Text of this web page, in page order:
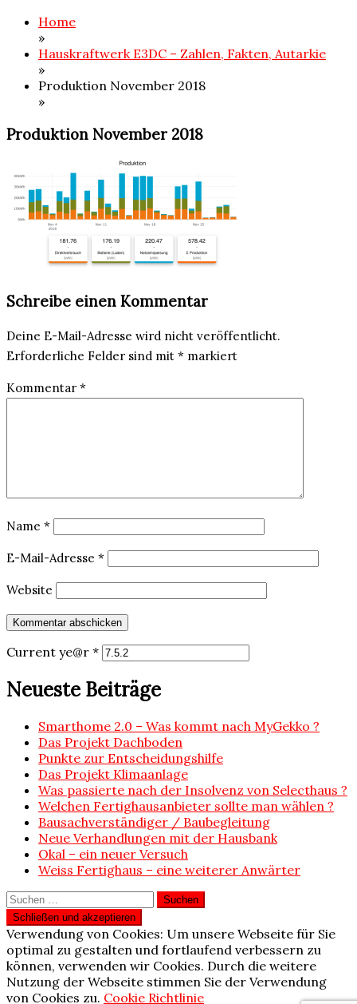
Home
»
Hauskraftwerk E3DC – Zahlen, Fakten, Autarkie
»
Produktion November 2018
»
Produktion November 2018
Schreibe einen Kommentar
Deine E-Mail-Adresse wird nicht veröffentlicht.
Erforderliche Felder sind mit * markiert
Kommentar *
Name *
E-Mail-Adresse *
Website
Current ye@r *
Neueste Beiträge
Smarthome 2.0 – Was kommt nach MyGekko ?
Das Projekt Dachboden
Punkte zur Entscheidungshilfe
Das Projekt Klimaanlage
Was passierte nach der Insolvenz von Selecthaus ?
Welchen Fertighausanbieter sollte man wählen ?
Bausachverständiger / Baubegleitung
Neue Verhandlungen mit der Hausbank
Okal – ein neuer Versuch
Weiss Fertighaus – eine weiterer Anwärter
Suchen
nach:
Verwendung von Cookies: Um unsere Webseite für Sie
optimal zu gestalten und fortlaufend verbessern zu
können, verwenden wir Cookies. Durch die weitere
Nutzung der Webseite stimmen Sie der Verwendung
von Cookies zu. Cookie Richtlinie